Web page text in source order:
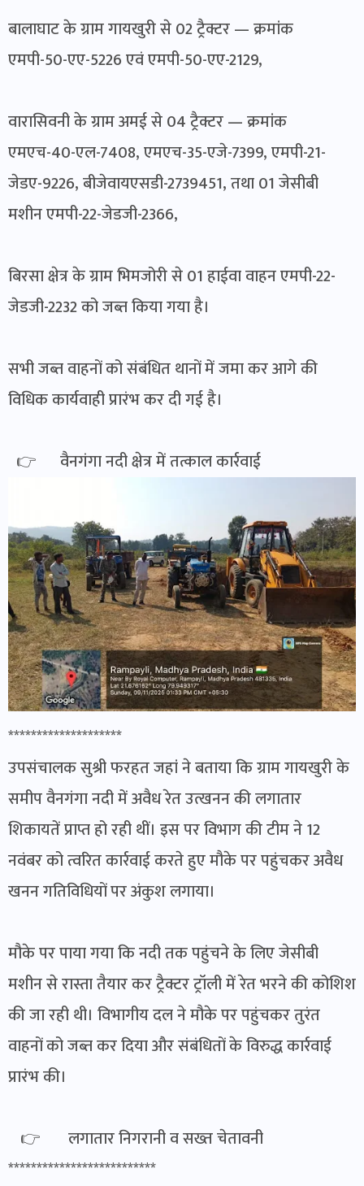
बालाघाट के ग्राम गायखुरी से 02 ट्रैक्टर — क्रमांक
एमपी-50-एए-5226 एवं एमपी-50-एए-2129,
वारासिवनी के ग्राम अमई से 04 ट्रैक्टर — क्रमांक
एमएच-40-एल-7408, एमएच-35-एजे-7399, एमपी-21-
जेडए-9226, बीजेवायएसडी-2739451, तथा 01 जेसीबी
मशीन एमपी-22-जेडजी-2366,
बिरसा क्षेत्र के ग्राम भिमजोरी से 01 हाईवा वाहन एमपी-22-
जेडजी-2232 को जब्त किया गया है।
सभी जब्त वाहनों को संबंधित थानों में जमा कर आगे की
विधिक कार्यवाही प्रारंभ कर दी गई है।
👉 वैनगंगा नदी क्षेत्र में तत्काल कार्रवाई
********************
उपसंचालक सुश्री फरहत जहां ने बताया कि ग्राम गायखुरी के
समीप वैनगंगा नदी में अवैध रेत उत्खनन की लगातार
शिकायतें प्राप्त हो रही थीं। इस पर विभाग की टीम ने 12
नवंबर को त्वरित कार्रवाई करते हुए मौके पर पहुंचकर अवैध
खनन गतिविधियों पर अंकुश लगाया।
मौके पर पाया गया कि नदी तक पहुंचने के लिए जेसीबी
मशीन से रास्ता तैयार कर ट्रैक्टर ट्रॉली में रेत भरने की कोशिश
की जा रही थी। विभागीय दल ने मौके पर पहुंचकर तुरंत
वाहनों को जब्त कर दिया और संबंधितों के विरुद्ध कार्रवाई
प्रारंभ की।
👉 लगातार निगरानी व सख्त चेतावनी
**************************